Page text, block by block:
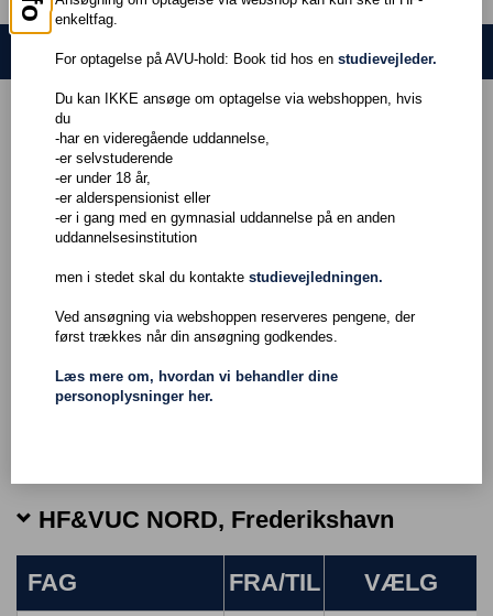
Søg hold
Onlineundervisning
Vælg 9.-10. klasse (AVU) eller HF (Gym)
Undervisningssted
HF&VUC NORD, Frederikshavn
FAG FRA/TIL VÆLG
enkeltfag.
For optagelse på AVU-hold: Book tid hos en studievejleder.
Du kan IKKE ansøge om optagelse via webshoppen, hvis
du
-har en videregående uddannelse,
-er selvstuderende
-er under 18 år,
-er alderspensionist eller
-er i gang med en gymnasial uddannelse på en anden
uddannelsesinstitution
men i stedet skal du kontakte studievejledningen.
Ved ansøgning via webshoppen reserveres pengene, der
først trækkes når din ansøgning godkendes.
Læs mere om, hvordan vi behandler dine
personoplysninger her.